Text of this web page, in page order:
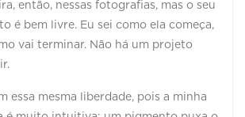
então, nessas fotografias, mas o seu
é bem livre. Eu sei como ela começa,
vai terminar. Não há um projeto
essa mesma liberdade, pois a minha